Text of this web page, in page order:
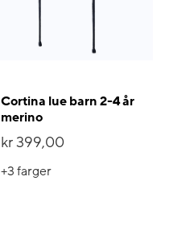
Cortina lue barn 2-4 år
merino
kr 399,00
+3farger